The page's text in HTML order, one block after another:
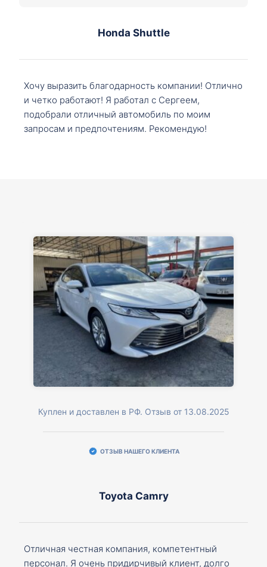
Honda Shuttle
Хочу выразить благодарность компании! Отлично
и четко работают! Я работал с Сергеем,
подобрали отличный автомобиль по моим
запросам и предпочтениям. Рекомендую!
Куплен и доставлен в РФ. Отзыв от 13.08.2025
ОТЗЫВ НАШЕГО КЛИЕНТА
Toyota Camry
Отличная честная компания, компетентный
персонал. Я очень придирчивый клиент, долго